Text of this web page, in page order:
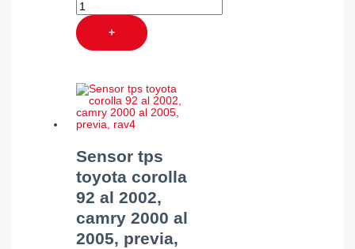
+
Sensor tps
toyota corolla
92 al 2002,
camry 2000 al
2005, previa,